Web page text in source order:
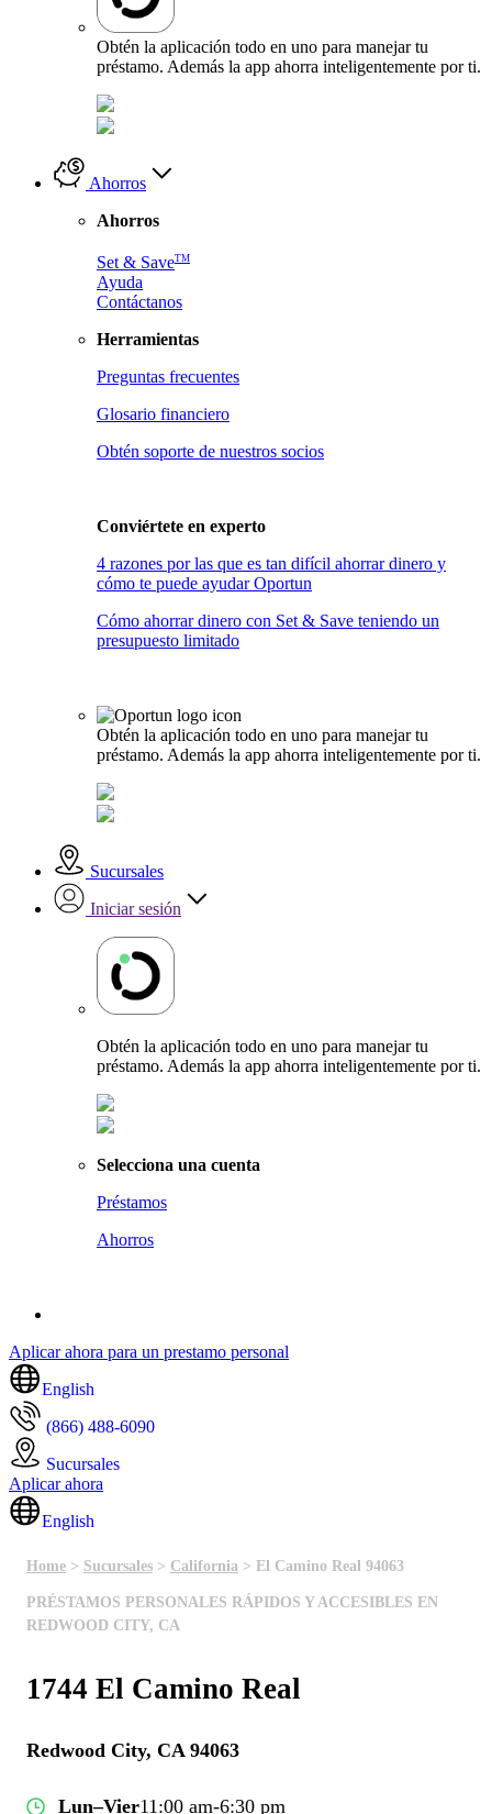
Obtén la aplicación todo en uno para manejar tu
préstamo. Además la app ahorra inteligentemente por ti.
Ahorros
Ahorros
Set & SaveTM
Ayuda
Contáctanos
Herramientas
Preguntas frecuentes
Glosario financiero
Obtén soporte de nuestros socios
Conviértete en experto
4 razones por las que es tan difícil ahorrar dinero y
cómo te puede ayudar Oportun
Cómo ahorrar dinero con Set & Save teniendo un
presupuesto limitado
Obtén la aplicación todo en uno para manejar tu
préstamo. Además la app ahorra inteligentemente por ti.
Sucursales
Iniciar sesión
Obtén la aplicación todo en uno para manejar tu
préstamo. Además la app ahorra inteligentemente por ti.
Selecciona una cuenta
Préstamos
Ahorros
Aplicar ahora para un prestamo personal
English
(866) 488-6090
Sucursales
Aplicar ahora
English
Home > Sucursales > California > El Camino Real 94063
PRÉSTAMOS PERSONALES RÁPIDOS Y ACCESIBLES EN
REDWOOD CITY, CA
1744 El Camino Real
Redwood City, CA 94063
Lun–Vier11:00 am-6:30 pm